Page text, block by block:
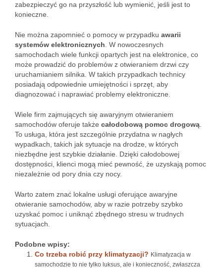
zabezpieczyć go na przyszłość lub wymienić, jeśli jest to
konieczne.
Nie można zapomnieć o pomocy w przypadku awarii
systemów elektronicznych . W nowoczesnych
samochodach wiele funkcji opartych jest na elektronice, co
może prowadzić do problemów z otwieraniem drzwi czy
uruchamianiem silnika. W takich przypadkach technicy
posiadają odpowiednie umiejętności i sprzęt, aby
diagnozować i naprawiać problemy elektroniczne.
Wiele firm zajmujących się awaryjnym otwieraniem
samochodów oferuje także całodobową pomoc drogową
To usługa, która jest szczególnie przydatna w nagłych
wypadkach, takich jak sytuacje na drodze, w których
niezbędne jest szybkie działanie. Dzięki całodobowej
dostępności, klienci mogą mieć pewność, że uzyskają pomoc
niezależnie od pory dnia czy nocy.
Warto zatem znać lokalne usługi oferujące awaryjne
otwieranie samochodów, aby w razie potrzeby szybko
uzyskać pomoc i uniknąć zbędnego stresu w trudnych
sytuacjach.
Podobne wpisy:
Co trzeba robić przy klimatyzacji? Klimatyzacja w
samochodzie to nie tylko luksus, ale i konieczność, zwłaszcza